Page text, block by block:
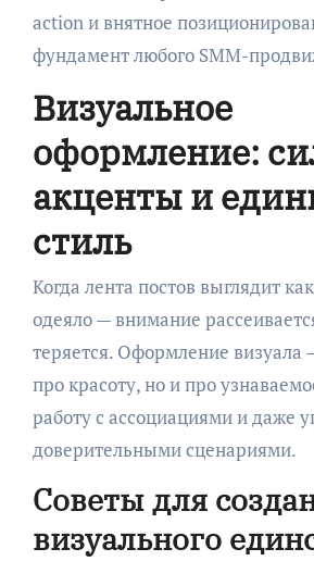
action и внятное
фундамент любого SMM-
Визуальное
оформление:
акценты и
стиль
Когда лента постов выглядит
одеяло — внимание
теряется. Оформление визуала
про красоту, но и про
работу с ассоциациями и даже
доверительными сценариями.
Советы для
визуального